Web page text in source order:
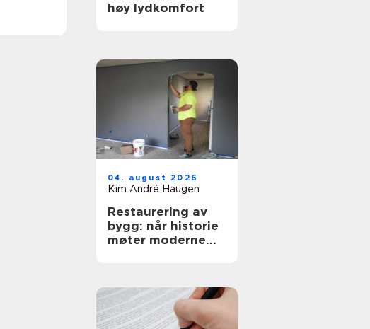
høy lydkomfort
04. august 2026
Kim André Haugen
Restaurering av
bygg: når historie
møter moderne